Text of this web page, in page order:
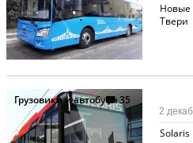
Новые
Твери
Грузовики и автобусы35
Solaris
2